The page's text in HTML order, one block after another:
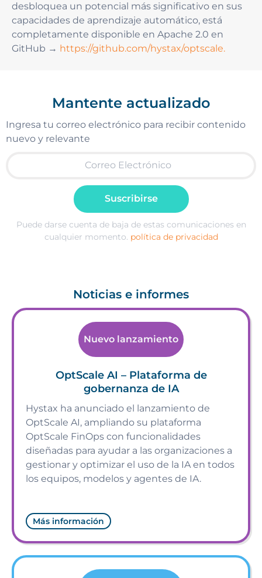
desbloquea un potencial más significativo en sus
capacidades de aprendizaje automático, está
completamente disponible en Apache 2.0 en
GitHub → https://github.com/hystax/optscale.
Mantente actualizado
Ingresa tu correo electrónico para recibir contenido
nuevo y relevante
Suscribirse
Puede darse cuenta de baja de estas comunicaciones en
cualquier momento. política de privacidad
Noticias e informes
Nuevo lanzamiento
OptScale AI – Plataforma de
gobernanza de IA
Hystax ha anunciado el lanzamiento de
OptScale AI, ampliando su plataforma
OptScale FinOps con funcionalidades
diseñadas para ayudar a las organizaciones a
gestionar y optimizar el uso de la IA en todos
los equipos, modelos y agentes de IA.
Más información